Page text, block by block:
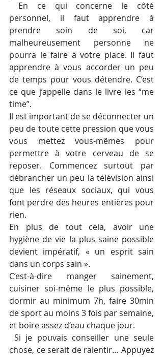
personnel, il faut apprendre à
prendre soin de soi, car
malheureusement personne ne
pourra le faire à votre place. Il faut
apprendre à vous accorder un peu
de temps pour vous détendre. C’est
ce que j’appelle dans le livre les “me
time”.
Il est important de se déconnecter un
peu de toute cette pression que vous
vous mettez vous-mêmes pour
permettre à votre cerveau de se
reposer. Commencez surtout par
débrancher un peu la télévision ainsi
que les réseaux sociaux, qui vous
font perdre des heures entières pour
rien.
En plus de tout cela, avoir une
hygiène de vie la plus saine possible
devient impératif, « un esprit sain
dans un corps sain ».
C’est-à-dire manger sainement,
cuisiner soi-même le plus possible,
dormir au minimum 7h, faire 30min
de sport au moins 3 fois par semaine,
et boire assez d’eau chaque jour.
chose, ce serait de ralentir… Appuyez